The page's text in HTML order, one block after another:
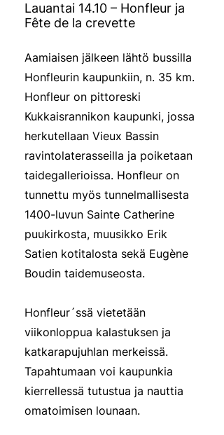
Lauantai 14.10 – Honfleur ja
Fête de la crevette
Aamiaisen jälkeen lähtö bussilla
Honfleurin kaupunkiin, n. 35 km.
Honfleur on pittoreski
Kukkaisrannikon kaupunki, jossa
herkutellaan Vieux Bassin
ravintolaterasseilla ja poiketaan
taidegallerioissa. Honfleur on
tunnettu myös tunnelmallisesta
1400-luvun Sainte Catherine
puukirkosta, muusikko Erik
Satien kotitalosta sekä Eugène
Boudin taidemuseosta.
Honfleur´ssä vietetään
viikonloppua kalastuksen ja
katkarapujuhlan merkeissä.
Tapahtumaan voi kaupunkia
kierrellessä tutustua ja nauttia
omatoimisen lounaan.